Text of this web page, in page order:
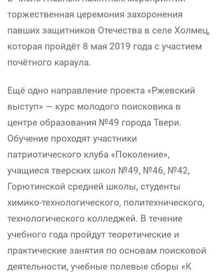
торжественная церемония захоронения
павших защитников Отечества в селе Холмец,
которая пройдёт 8 мая 2019 года с участием
почётного караула.
Ещё одно направление проекта «Ржевский
выступ» — курс молодого поисковика в
центре образования №49 города Твери.
Обучение проходят участники
патриотического клуба «Поколение»,
учащиеся тверских школ №49, №46, №42,
Горютинской средней школы, студенты
химико-технологического, политехнического,
технологического колледжей. В течение
учебного года пройдут теоретические и
практические занятия по основам поисковой
деятельности, учебные полевые сборы «К